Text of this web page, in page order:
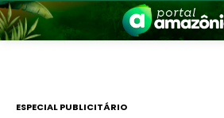
ESPECIAL PUBLICITÁRIO